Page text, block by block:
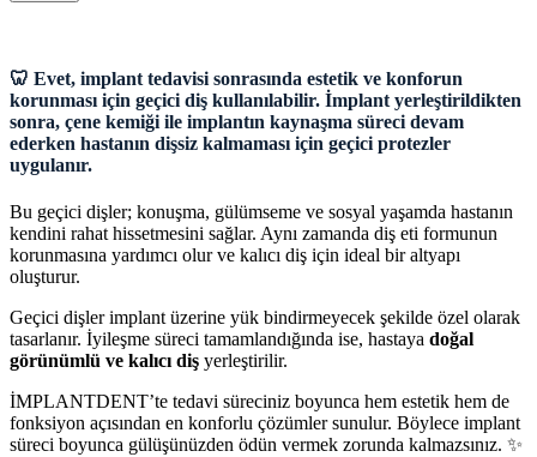
🦷 Evet, implant tedavisi sonrasında estetik ve konforun
korunması için geçici diş kullanılabilir. İmplant yerleştirildikten
sonra, çene kemiği ile implantın kaynaşma süreci devam
ederken hastanın dişsiz kalmaması için geçici protezler
uygulanır.
Bu geçici dişler; konuşma, gülümseme ve sosyal yaşamda hastanın
kendini rahat hissetmesini sağlar. Aynı zamanda diş eti formunun
korunmasına yardımcı olur ve kalıcı diş için ideal bir altyapı
oluşturur.
Geçici dişler implant üzerine yük bindirmeyecek şekilde özel olarak
tasarlanır. İyileşme süreci tamamlandığında ise, hastaya doğal
görünümlü ve kalıcı diş yerleştirilir.
İMPLANTDENT’te tedavi süreciniz boyunca hem estetik hem de
fonksiyon açısından en konforlu çözümler sunulur. Böylece implant
süreci boyunca gülüşünüzden ödün vermek zorunda kalmazsınız. ✨